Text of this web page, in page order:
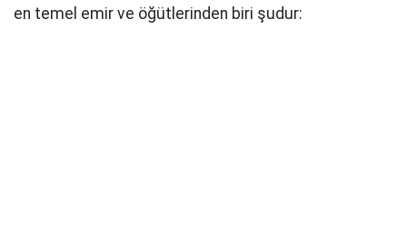
en temel emir ve öğütlerinden biri şudur: